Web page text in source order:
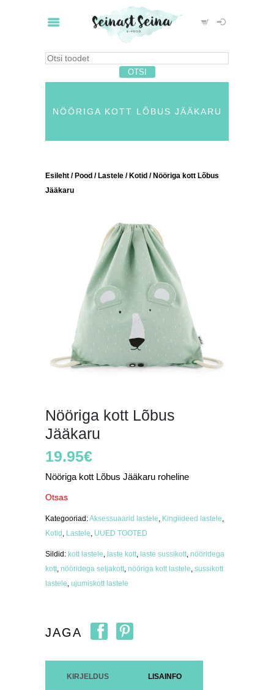
NÖÖRIGA KOTT LÕBUS JÄÄKARU
Esileht / Pood / Lastele / Kotid / Nööriga kott Lõbus
Jääkaru
Nööriga kott Lõbus
Jääkaru
19.95€
Nööriga kott Lõbus Jääkaru roheline
Otsas
Kategooriad:Aksessuaarid lastele, Kingiideed lastele,
Kotid , Lastele, UUED TOOTED
Sildid: kott lastele, laste kott, laste sussikott, nööridega
kott, nööridega seljakott, nööriga kott lastele, sussikott
lastele, ujumiskott lastele
JAGA
KIRJELDUS LISAINFO